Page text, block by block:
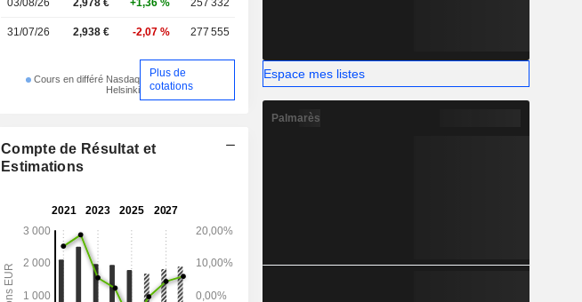
03/08/26 2,978 € +1,36 % 257 332
31/07/26 2,938 € -2,07 % 277 555
Cours en différé Nasdaq
Helsinki
Plus de
cotations
Compte de Résultat et
Estimations
Espace mes listes
Palmarès